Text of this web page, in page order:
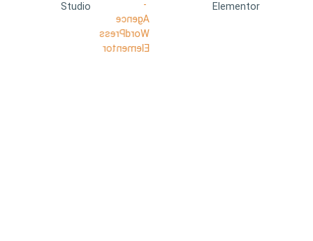
Studio
Elementor